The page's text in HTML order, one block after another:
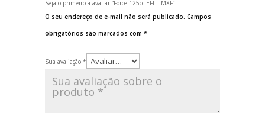
Seja o primeiro a avaliar “Force 125cc EFI – MXF”
O seu endereço de e-mail não será publicado. Campos
obrigatórios são marcados com *
Sua avaliação *